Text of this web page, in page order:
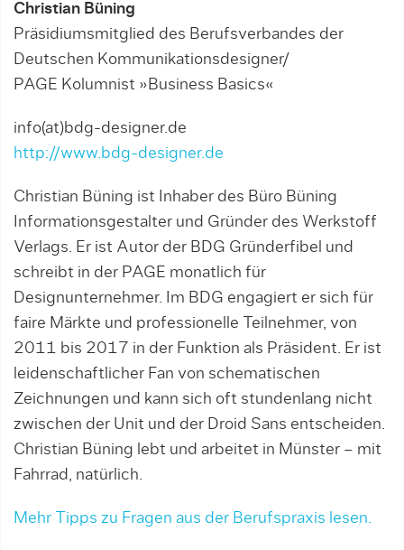
Christian Büning
Präsidiumsmitglied des Berufsverbandes der
Deutschen Kommunikationsdesigner/
PAGE Kolumnist »Business Basics«
info(at)bdg-designer.de
http://www.bdg-designer.de
Christian Büning ist Inhaber des Büro Büning
Informationsgestalter und Gründer des Werkstoff
Verlags. Er ist Autor der BDG Gründerfibel und
schreibt in der PAGE monatlich für
Designunternehmer. Im BDG engagiert er sich für
faire Märkte und professionelle Teilnehmer, von
2011 bis 2017 in der Funktion als Präsident. Er ist
leidenschaftlicher Fan von schematischen
Zeichnungen und kann sich oft stundenlang nicht
zwischen der Unit und der Droid Sans entscheiden.
Christian Büning lebt und arbeitet in Münster – mit
Fahrrad, natürlich.
Mehr Tipps zu Fragen aus der Berufspraxis lesen.